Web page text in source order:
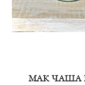
МАК ЧАША